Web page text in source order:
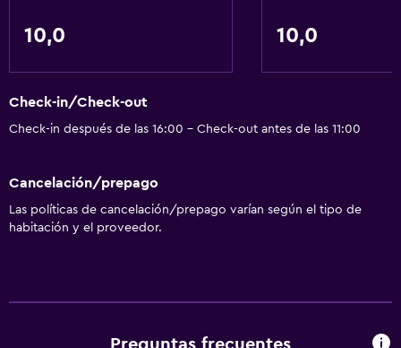
extra)
Áreas designadas para fumadores
Restaurante
Bar/lounge
Minibar
10,0 10,0
Check-in/Check-out
Check-in después de las 16:00 - Check-out antes de las 11:00
Cancelación/prepago
Las políticas de cancelación/prepago varían según el tipo de
habitación y el proveedor.